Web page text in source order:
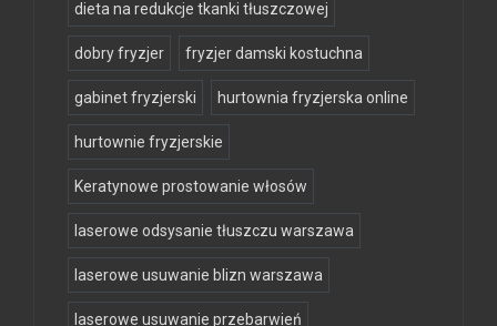
dieta na redukcje tkanki tłuszczowej
dobry fryzjer fryzjer damski kostuchna
gabinet fryzjerski hurtownia fryzjerska online
hurtownie fryzjerskie
Keratynowe prostowanie włosów
laserowe odsysanie tłuszczu warszawa
laserowe usuwanie blizn warszawa
laserowe usuwanie przebarwień